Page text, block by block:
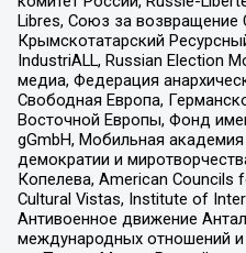
Libres, Союз за возвращение
Крымскотатарский
IndustriALL, Russian Election
медиа, Федерация
Свободная Европа,
Восточной Европы, Фонд
gGmbH, Мобильная
демократии и
Копелева, American Councils
Cultural Vistas, Institute of
Антивоенное движение
международных отношений и